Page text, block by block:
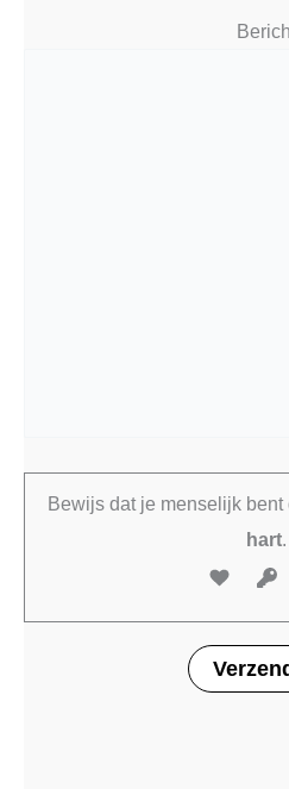
Bewijs dat je menselijk
hart.